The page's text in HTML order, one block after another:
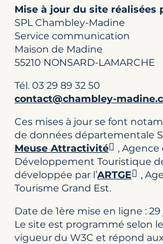
Mise à jour du site réalisées
SPL Chambley-Madine
Service communication
Maison de Madine
55210 NONSARD-LAMARCHE
Tél. 03 29 89 32 50
contact@chambley-
Ces mises à jour se font
de données départementale
Meuse Attractivité
, Agence
Développement Touristique
développée par l’ARTGE
,
Tourisme Grand Est.
Date de 1ère mise en ligne :
Le site est programmé selon
vigueur du W3C et répond